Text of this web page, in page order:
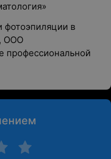
фотоэпиляции в
ООО
профессиональной